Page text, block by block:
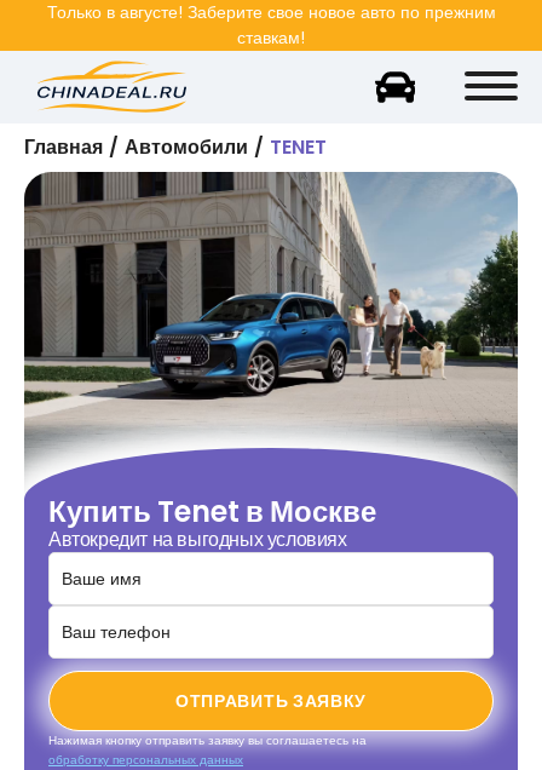
Только в августе! Заберите свое новое авто по прежним
ставкам!
Главная Автомобили TENET
Купить Tenet в Москве
Автокредит на выгодных условиях
ОТПРАВИТЬ ЗАЯВКУ
Нажимая кнопку отправить заявку вы соглашаетесь на
обработку персональных данных